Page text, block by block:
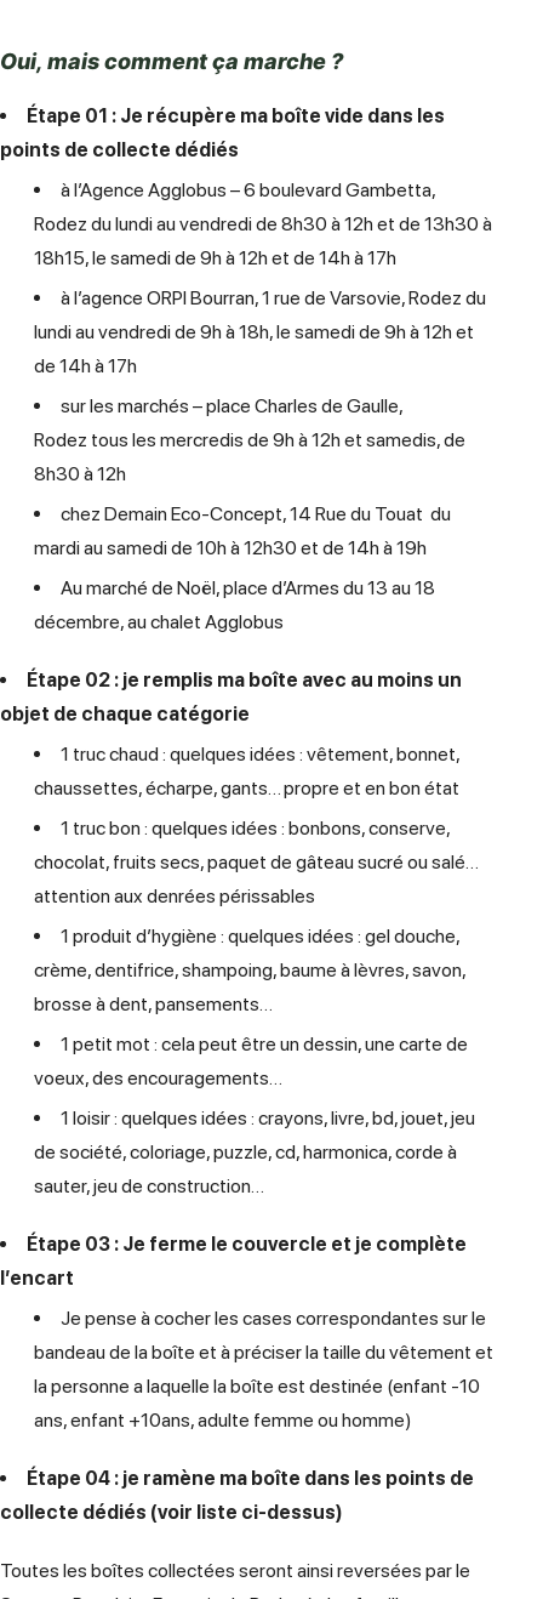
Oui, mais comment ça marche ?
Étape 01 : Je récupère ma boîte vide dans les
points de collecte dédiés
à l’Agence Agglobus – 6 boulevard Gambetta,
Rodez du lundi au vendredi de 8h30 à 12h et de 13h30 à
18h15, le samedi de 9h à 12h et de 14h à 17h
à l’agence ORPI Bourran, 1 rue de Varsovie, Rodez du
lundi au vendredi de 9h à 18h, le samedi de 9h à 12h et
de 14h à 17h
sur les marchés – place Charles de Gaulle,
Rodez tous les mercredis de 9h à 12h et samedis, de
8h30 à 12h​​​
chez Demain Eco-Concept, 14 Rue du Touat du
mardi au samedi de 10h à 12h30 et de 14h à 19h
Au marché de Noël, place d’Armes du 13 au 18
décembre, au chalet Agglobus
Étape 02 : je remplis ma boîte avec au moins un
objet de chaque catégorie
1 truc chaud : quelques idées : vêtement, bonnet,
chaussettes, écharpe, gants… propre et en bon état
1 truc bon : quelques idées : bonbons, conserve,
chocolat, fruits secs, paquet de gâteau sucré ou salé…
attention aux denrées périssables
1 produit d’hygiène : quelques idées : gel douche,
crème, dentifrice, shampoing, baume à lèvres, savon,
brosse à dent, pansements…
1 petit mot : cela peut être un dessin, une carte de
voeux, des encouragements…
1 loisir : quelques idées : crayons, livre, bd, jouet, jeu
de société, coloriage, puzzle, cd, harmonica, corde à
sauter, jeu de construction…
Étape 03 : Je ferme le couvercle et je complète
l’encart
Je pense à cocher les cases correspondantes sur le
bandeau de la boîte et à préciser la taille du vêtement et
la personne a laquelle la boîte est destinée (enfant -10
ans, enfant +10ans, adulte femme ou homme)
Étape 04 : je ramène ma boîte dans les points de
collecte dédiés (voir liste ci-dessus)
Toutes les boîtes collectées seront ainsi reversées par le